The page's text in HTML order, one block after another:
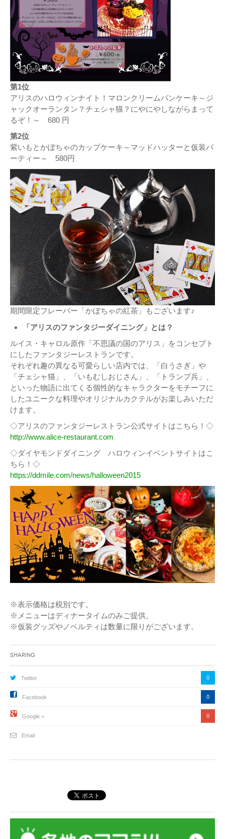
第1位
アリスのハロウィンナイト！マロンクリームパンケーキ～ジ
ャックオーランタン？チェシャ猫？にやにやしながらまって
るぞ！～ 680 円
第2位
紫いもとかぼちゃのカップケーキ～マッドハッターと仮装パ
ーティー～ 580円
期間限定フレーバー「かぼちゃの紅茶」もございます♪
「アリスのファンタジーダイニング」とは？
ルイス・キャロル原作「不思議の国のアリス」をコンセプト
にしたファンタジーレストランです。
それぞれ趣の異なる可愛らしい店内では、「白うさぎ」や
「チェシャ猫」、「いもむしおじさん」、「トランプ兵」、
といった物語に出てくる個性的なキャラクターをモチーフに
したユニークな料理やオリジナルカクテルがお楽しみいただ
けます。
◇アリスのファンタジーレストラン公式サイトはこちら！◇
http://www.alice-restaurant.com
◇ダイヤモンドダイニング ハロウィンイベントサイトはこ
ちら！◇
https://ddmile.com/news/halloween2015
※表示価格は税別です。
※メニューはディナータイムのみご提供。
※仮装グッズやノベルティは数量に限りがございます。
Sharing
Twitter 0
Facebook 0
Google + 0
Email